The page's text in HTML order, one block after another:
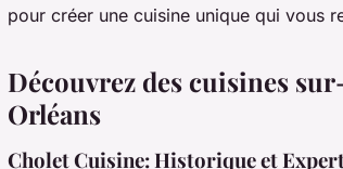
pour créer une cuisine unique qui vous
Découvrez des cuisines
Orléans
Cholet Cuisine: Historique et